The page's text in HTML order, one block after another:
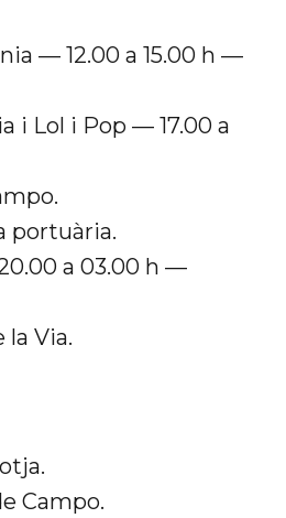
— 12.00 a 15.00 h —
i Lol i Pop — 17.00 a
portuària.
a 03.00 h —
la Via.
Campo.